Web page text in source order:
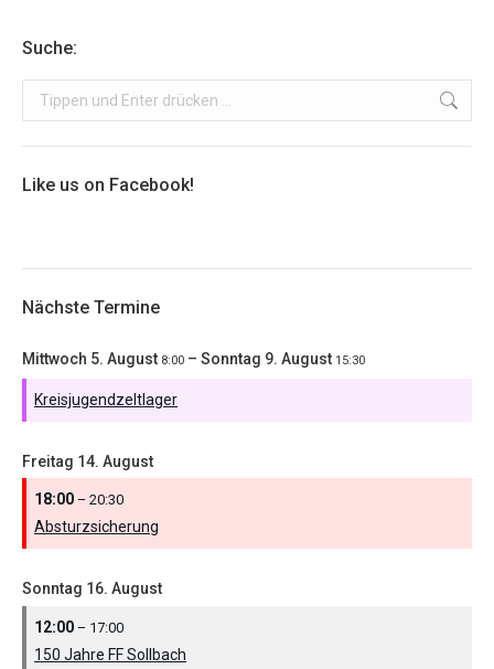
Suche:
Search:
Like us on Facebook!
Nächste Termine
Mittwoch 5. August 8:00 – Sonntag 9. August 15:30
Kreisjugendzeltlager
Freitag 14. August
18:00 – 20:30
Absturzsicherung
Sonntag 16. August
12:00 – 17:00
150 Jahre FF Sollbach